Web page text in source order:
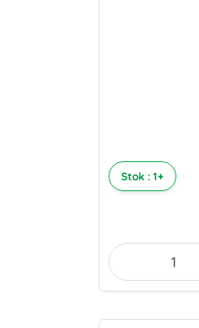
Stok : 1+